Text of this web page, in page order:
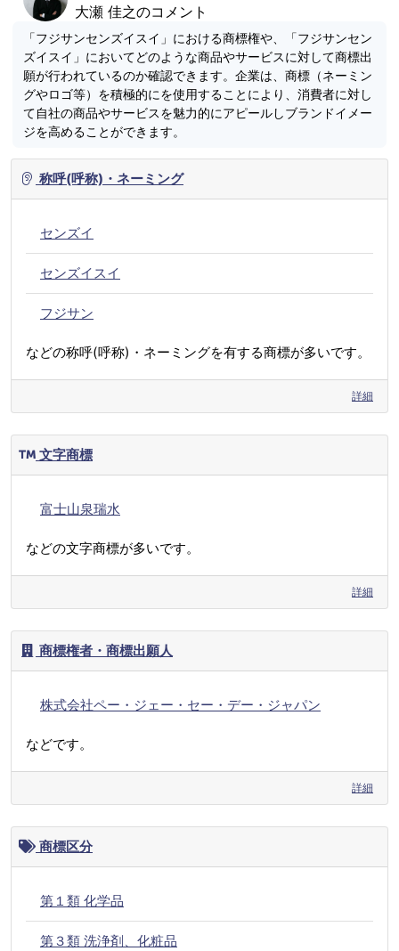
大瀬 佳之のコメント
「フジサンセンズイスイ」における商標権や、「フジサンセン
ズイスイ」においてどのような商品やサービスに対して商標出
願が行われているのか確認できます。企業は、商標（ネーミン
グやロゴ等）を積極的にを使用することにより、消費者に対し
て自社の商品やサービスを魅力的にアピールしブランドイメー
ジを高めることができます。
称呼(呼称)・ネーミング
センズイ
センズイスイ
フジサン
などの称呼(呼称)・ネーミングを有する商標が多いです。
詳細
文字商標
富士山泉瑞水
などの文字商標が多いです。
詳細
商標権者・商標出願人
株式会社ペー・ジェー・セー・デー・ジャパン
などです。
詳細
商標区分
第１類 化学品
第３類 洗浄剤、化粧品